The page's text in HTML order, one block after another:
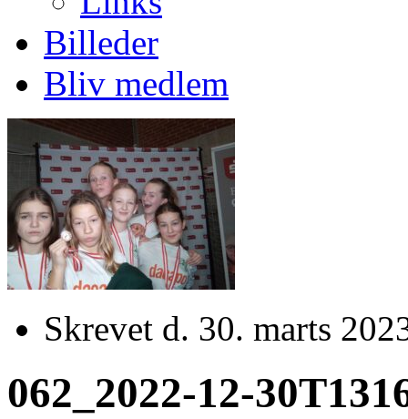
Billeder
Bliv medlem
Skrevet d. 30. marts
062_2022-12-